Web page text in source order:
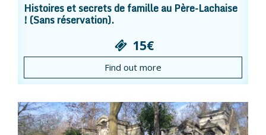
Histoires et secrets de famille au Père-Lachaise
! (Sans réservation).
15€
Find out more